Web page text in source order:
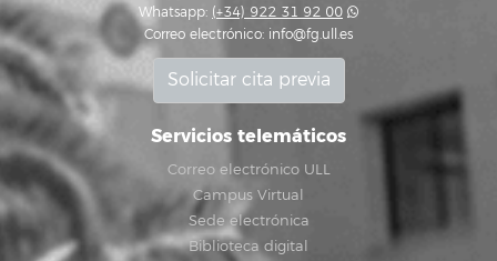
Whatsapp: (+34) 922 31 92 00
Correo electrónico: info@fg.ull.es
Solicitar cita previa
Servicios telemáticos
Correo electrónico ULL
Campus Virtual
Sede electrónica
Biblioteca digital